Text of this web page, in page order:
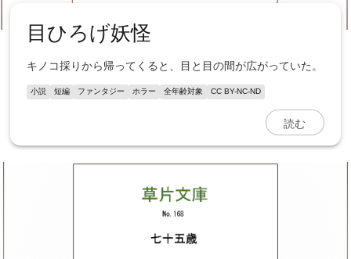
目ひろげ妖怪
キノコ採りから帰ってくると、目と目の間が広がっていた。
小説 短編 ファンタジー ホラー 全年齢対象 CC BY-NC-ND
読む